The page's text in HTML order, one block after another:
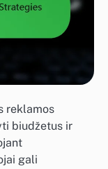
reklamos
biudžetus ir
gali